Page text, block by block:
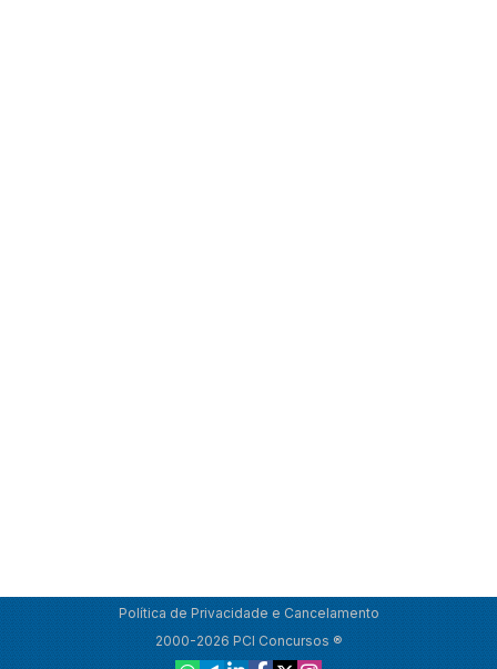
Política de Privacidade e Cancelamento
2000-2026 PCI Concursos ®